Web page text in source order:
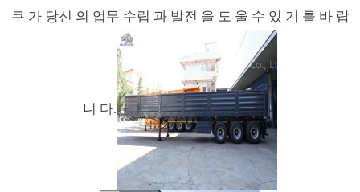
쿠 가 당신 의 업무 수립 과 발전 을 도 울 수 있 기 를 바 랍
니 다.